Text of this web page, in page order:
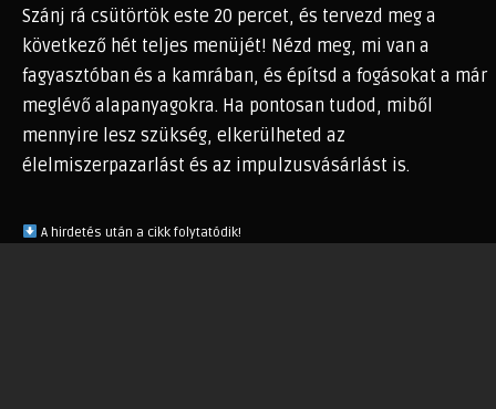
Szánj rá csütörtök este 20 percet, és tervezd meg a
következő hét teljes menüjét! Nézd meg, mi van a
fagyasztóban és a kamrában, és építsd a fogásokat a már
meglévő alapanyagokra. Ha pontosan tudod, miből
mennyire lesz szükség, elkerülheted az
élelmiszerpazarlást és az impulzusvásárlást is.
A hirdetés után a cikk folytatódik!